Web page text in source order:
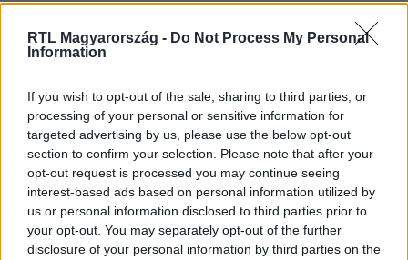
RTL Magyarország - Do Not Process My Personal
Information
If you wish to opt-out of the sale, sharing to third parties, or
processing of your personal or sensitive information for
targeted advertising by us, please use the below opt-out
section to confirm your selection. Please note that after your
opt-out request is processed you may continue seeing
interest-based ads based on personal information utilized by
us or personal information disclosed to third parties prior to
your opt-out. You may separately opt-out of the further
disclosure of your personal information by third parties on the
Kövess minket, és értesülj a friss hírekről a
Követem
GAZDASÁG ÁLLAMHÁZTARTÁSI HIÁNY NYUGDÍJAS